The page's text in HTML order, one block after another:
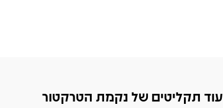
עוד תקליטים של נקמת הטרקטור